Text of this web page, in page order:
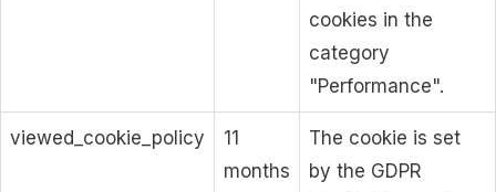
cookies in the
category
"Performance".
viewed_cookie_policy
11
months
The cookie is set
by the GDPR